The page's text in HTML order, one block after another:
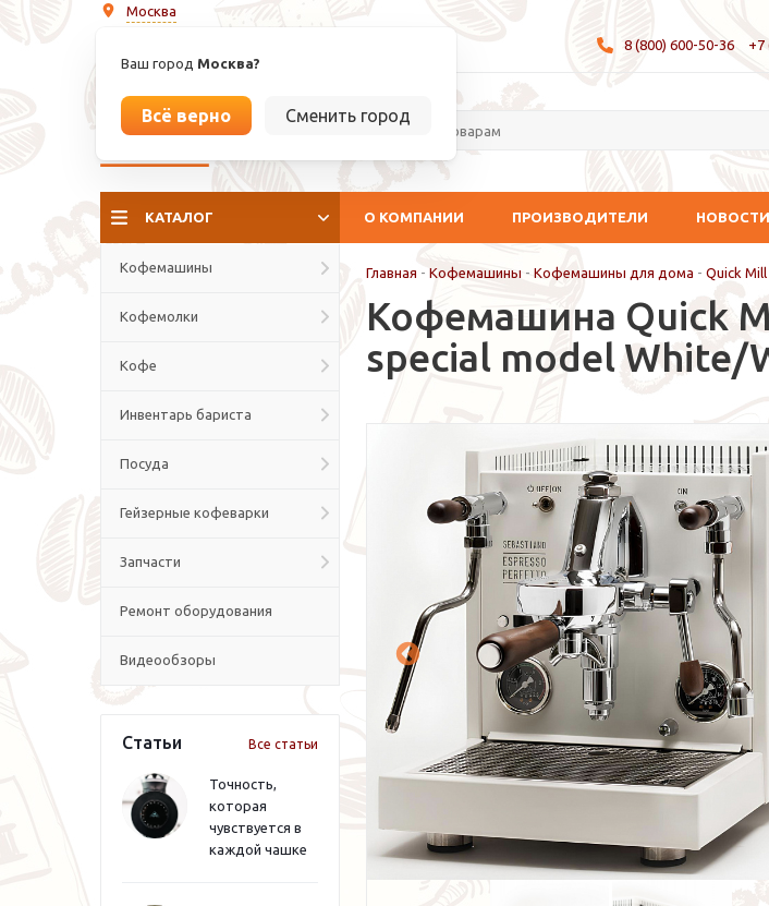
Москва
Ваш город Москва?
Всё верно Сменить город
8 (800) 600-50-36 +7
La culture del caffé
КАТАЛОГ О КОМПАНИИ ПРОИЗВОДИТЕЛИ НОВОСТИ
Кофемашины
Кофемолки
Кофе
Инвентарь бариста
Посуда
Гейзерные кофеварки
Запчасти
Ремонт оборудования
Видеообзоры
Статьи Все статьи
Точность,
которая
чувствуется в
каждой чашке
Главная - Кофемашины - Кофемашины для дома - Quick Mill
Кофемашина Quick
special model White/